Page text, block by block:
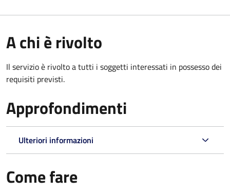
A chi è rivolto
Il servizio è rivolto a tutti i soggetti interessati in possesso dei
requisiti previsti.
Approfondimenti
Ulteriori informazioni
Come fare